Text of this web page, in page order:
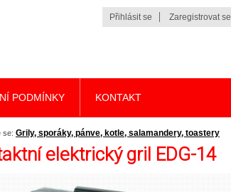
se: Grily, sporáky, pánve, kotle, salamandery, toastery
elektrický gril EDG-14
Přihlásit se Zaregistrovat se
PODMÍNKY KONTAKT